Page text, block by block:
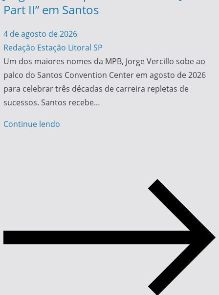
Part II” em Santos
4 de agosto de 2026
Redação Estação Litoral SP
Um dos maiores nomes da MPB, Jorge Vercillo sobe ao
palco do Santos Convention Center em agosto de 2026
para celebrar três décadas de carreira repletas de
sucessos. Santos recebe…
Continue lendo